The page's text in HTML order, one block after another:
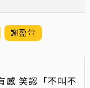
謝盈萱
感 笑認「不叫不